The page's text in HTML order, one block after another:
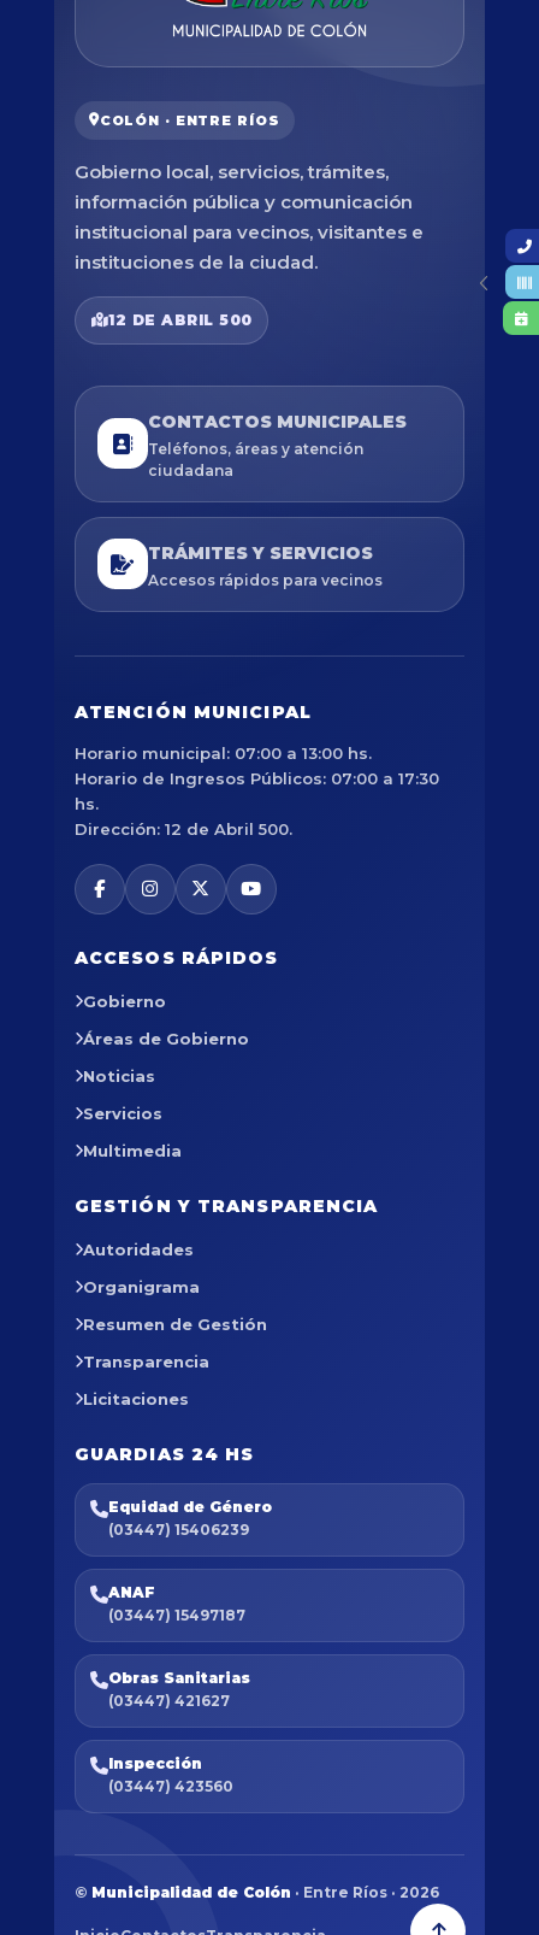
COLÓN · ENTRE RÍOS
Gobierno local, servicios, trámites,
información pública y comunicación
institucional para vecinos, visitantes e
instituciones de la ciudad.
12 DE ABRIL 500
CONTACTOS MUNICIPALES
Teléfonos, áreas y atención
ciudadana
TRÁMITES Y SERVICIOS
Accesos rápidos para vecinos
ATENCIÓN MUNICIPAL
Horario municipal: 07:00 a 13:00 hs.
Horario de Ingresos Públicos: 07:00 a 17:30
hs.
Dirección: 12 de Abril 500.
ACCESOS RÁPIDOS
Gobierno
Áreas de Gobierno
Noticias
Servicios
Multimedia
GESTIÓN Y TRANSPARENCIA
Autoridades
Organigrama
Resumen de Gestión
Transparencia
Licitaciones
GUARDIAS 24 HS
Equidad de Género
(03447) 15406239
ANAF
(03447) 15497187
Obras Sanitarias
(03447) 421627
Inspección
(03447) 423560
© Municipalidad de Colón · Entre Ríos · 2026